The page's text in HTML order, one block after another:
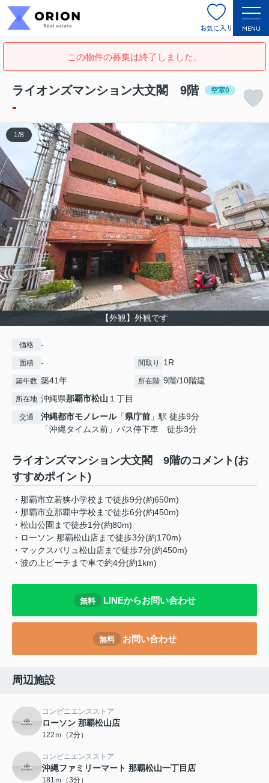
お気に入り MENU
この物件の募集は終了しました。
ライオンズマンション大文閣 9階 空室0
-
【外観】外観です
1 /8
価格 -
面積 - 間取り 1R
築年数 築41年 所在階 9階/10階建
所在地 沖縄県那覇市松山 １丁目
交通 沖縄都市モノレール「県庁前 」駅 徒歩9分
「沖縄タイムス前」バス停下車 徒歩3分
ライオンズマンション大文閣 9階のコメント(お
すすめポイント)
・那覇市立若狭小学校まで徒歩9分(約650m)
・那覇市立那覇中学校まで徒歩6分(約450m)
・松山公園まで徒歩1分(約80m)
・ローソン 那覇松山店まで徒歩3分(約170m)
・マックスバリュ松山店まで徒歩7分(約450m)
・波の上ビーチまで車で約4分(約1km)
無料 LINEからお問い合わせ
無料 お問い合わせ
周辺施設
コンビニエンスストア
ローソン 那覇松山店
122ｍ（2分）
コンビニエンスストア
沖縄ファミリーマート 那覇松山一丁目店
181ｍ（3分）